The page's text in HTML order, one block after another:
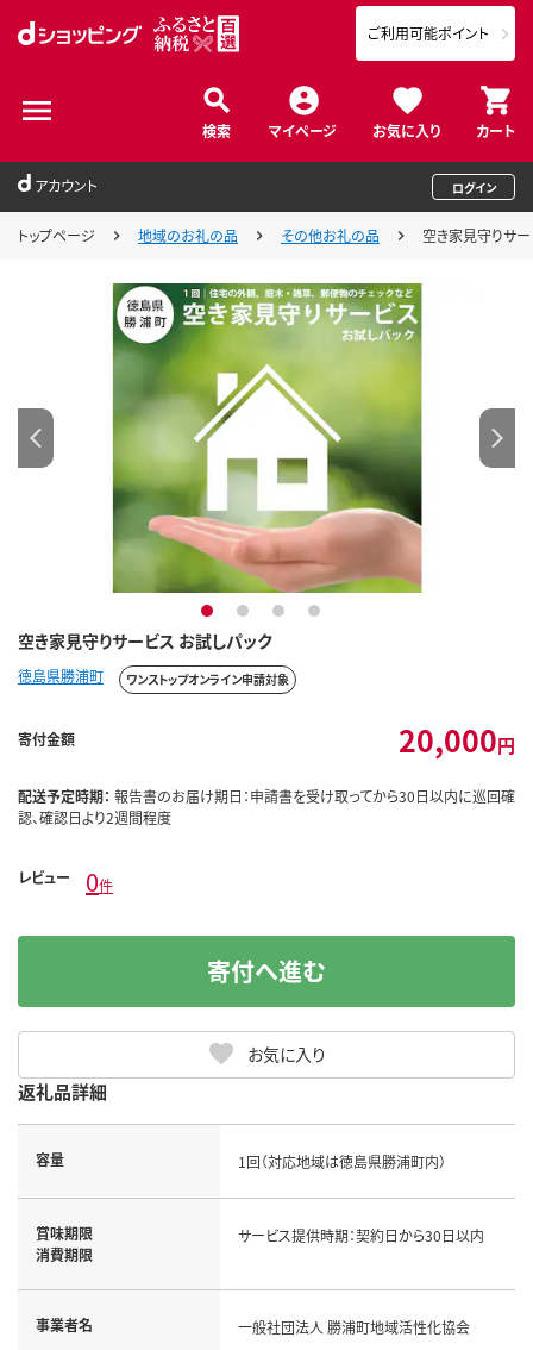
検索 マイページ お気に入り カート
ご利用可能ポイント
アカウント ログイン
トップページ 地域のお礼の品 その他お礼の品 空き家見守りサ
空き家見守りサービス お試しパック
1 2 3 4
徳島県勝浦町 ワンストップオンライン申請対象
寄付金額 20,000円
配送予定時期： 報告書のお届け期日：申請書を受け取ってから30日以内に巡回確
認、確認日より2週間程度
レビュー 0件
お気に入り
寄付へ進む
返礼品詳細
容量 1回（対応地域は徳島県勝浦町内）
賞味期限
消費期限
サービス提供時期：契約日から30日以内
事業者名 一般社団法人 勝浦町地域活性化協会